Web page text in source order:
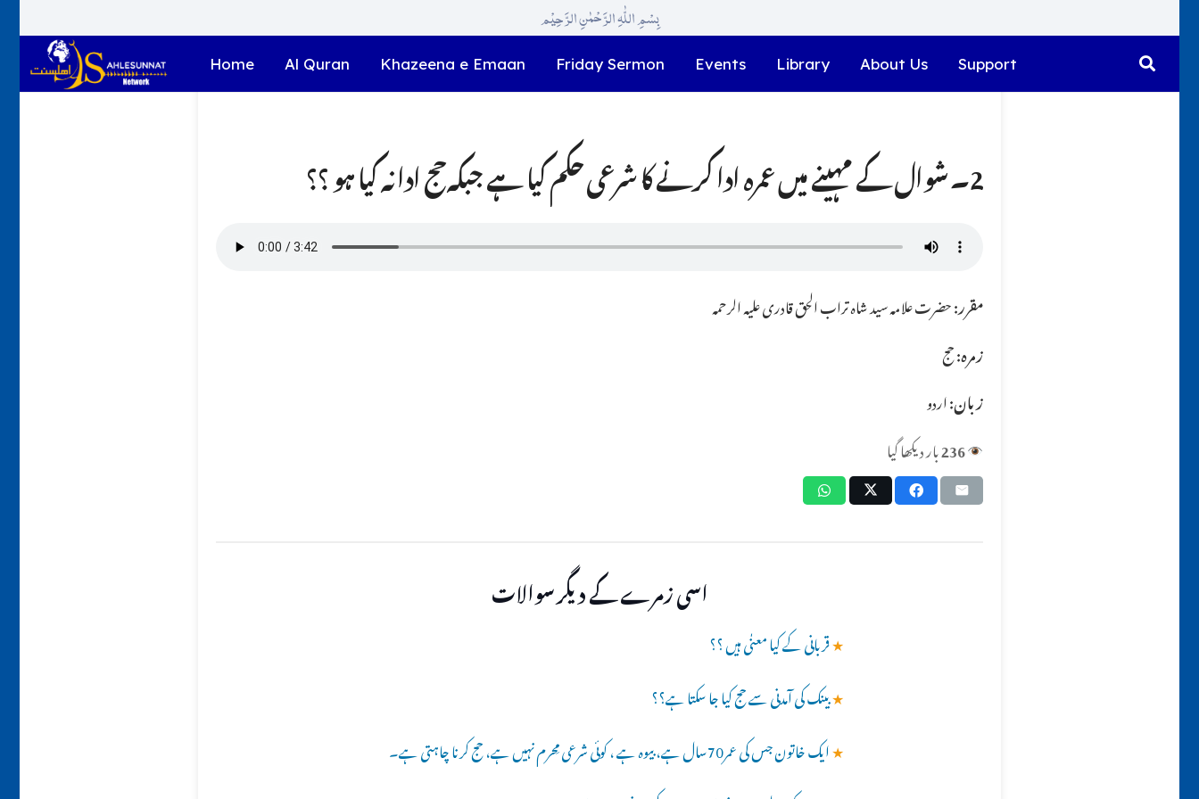
بِسْمِ اللّٰہِ الرَّحْمٰنِ الرَّحِیْم
Home Al Quran Khazeena e Emaan Friday Sermon Events Library About Us Support
2۔ شوال کے مہینے میں عمرہ ادا کرنے کا شرعی حکم کیا ہے جبکہ حج ادا نہ کیا ہو ؟؟
مقرر:حضرت علامہ سید شاہ تراب الحق قادری علیہ الرحمہ
زمرہ:حج
زبان:اردو
236بار دیکھا گیا
اسی زمرے کے دیگر سوالات
★قربانی کے کیا معنٰی ہیں ؟؟
★بینک کی آمدنی سے حج کیا جا سکتا ہے؟؟
★ایک خاتون جس کی عمر70سال ہے، بیوہ ہے ، کوئی شرعی مِحرم نہیں ہے، حج کرنا چاہتی ہے۔